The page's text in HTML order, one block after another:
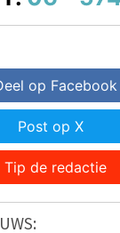
op Facebook
Post op X
Tip de redactie